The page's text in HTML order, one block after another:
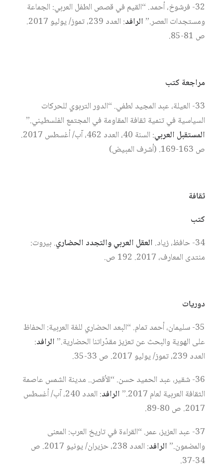
32- فرشوخ، أحمد. “القيم في قصص الطفل العربي: الجماعة
ومستجدات العصر.”الرافد
: العدد 239، تموز/ يوليو 2017.
ص 81-85.
مراجعة كتب
33- العيلة، عبد المجيد لطفي. “الدور التربوي للحركات
السياسية في تنمية ثقافة المقاومة في المجتمع الفلسطيني.”
المستقبل العربي
: السنة 40، العدد 462، آب/ أغسطس 2017.
ص 163-169. (أشرف المبيض)
ثقافة
كتب
34- حافظ، زياد.
العقل العربي والتجدد الحضاري. بيروت:
منتدى المعارف، 2017. 192 ص.
دوريات
35- سليمان، أحمد تمام. “البعد الحضاري للغة العربية: الحفاظ
على الهوية والبحث عن تعزيز مقدّراتنا الحضارية.”الرافد:
العدد 239، تموز/ يوليو 2017. ص 33-35.
36- شقير، عبد الحميد حسن. “الأقصر.. مدينة الشمس عاصمة
الثقافة العربية لعام 2017.”
الرافد
: العدد 240، آب/ أغسطس
2017. ص 80-89.
37- عبد العزيز، عمر. “القراءة في تاريخ العرب: المعنى
والمضمون.”الرافد
: العدد 238، حزيران/ يونيو 2017. ص
34-37.